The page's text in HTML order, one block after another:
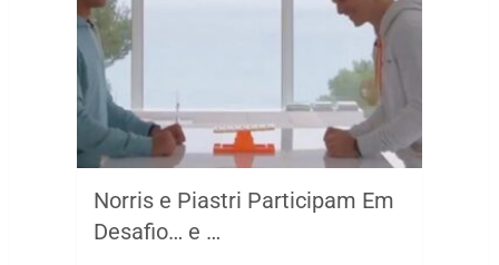
Norris e Piastri Participam Em
Desafio… e …